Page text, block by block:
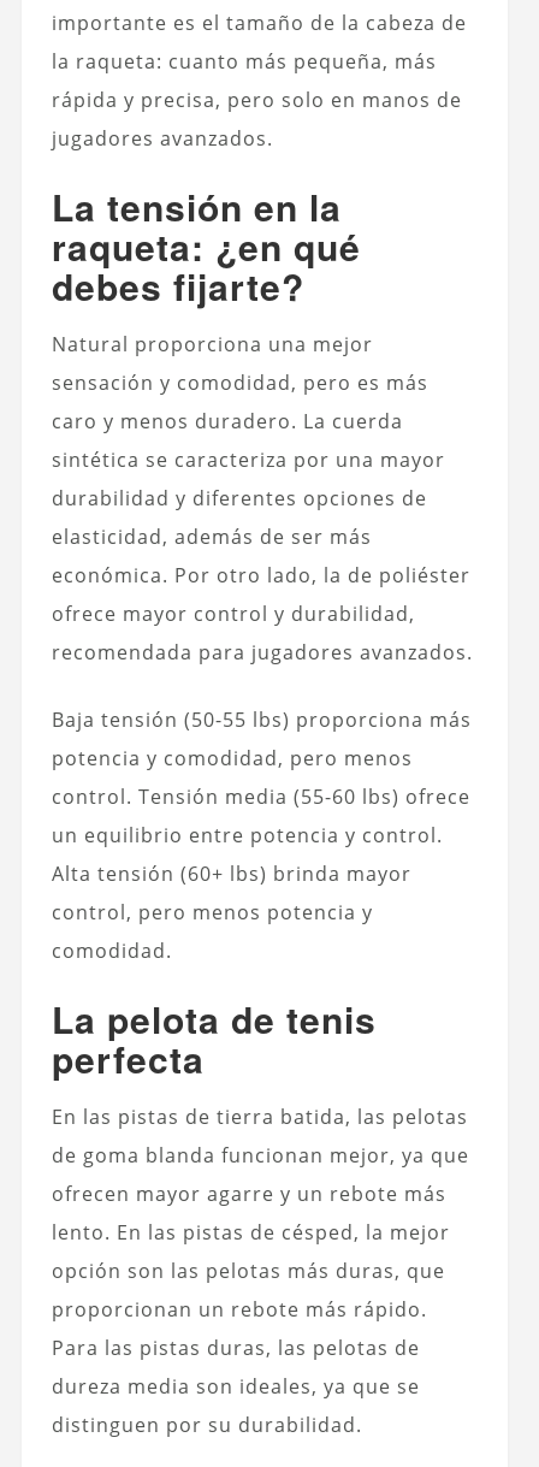
importante es el tamaño de la cabeza de
la raqueta: cuanto más pequeña, más
rápida y precisa, pero solo en manos de
jugadores avanzados.
La tensión en la
raqueta: ¿en qué
debes fijarte?
Natural proporciona una mejor
sensación y comodidad, pero es más
caro y menos duradero. La cuerda
sintética se caracteriza por una mayor
durabilidad y diferentes opciones de
elasticidad, además de ser más
económica. Por otro lado, la de poliéster
ofrece mayor control y durabilidad,
recomendada para jugadores avanzados.
Baja tensión (50-55 lbs) proporciona más
potencia y comodidad, pero menos
control. Tensión media (55-60 lbs) ofrece
un equilibrio entre potencia y control.
Alta tensión (60+ lbs) brinda mayor
control, pero menos potencia y
comodidad.
La pelota de tenis
perfecta
En las pistas de tierra batida, las pelotas
de goma blanda funcionan mejor, ya que
ofrecen mayor agarre y un rebote más
lento. En las pistas de césped, la mejor
opción son las pelotas más duras, que
proporcionan un rebote más rápido.
Para las pistas duras, las pelotas de
dureza media son ideales, ya que se
distinguen por su durabilidad.